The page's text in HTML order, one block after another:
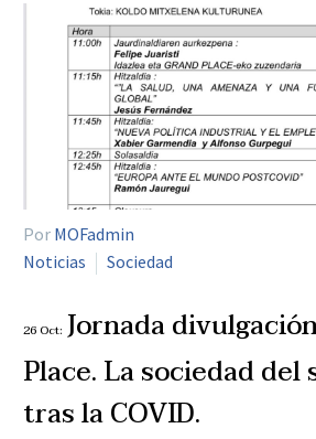
Por MOFadmin
Noticias
Sociedad
26 Oct: Jornada
Place. La sociedad del
tras la COVID.